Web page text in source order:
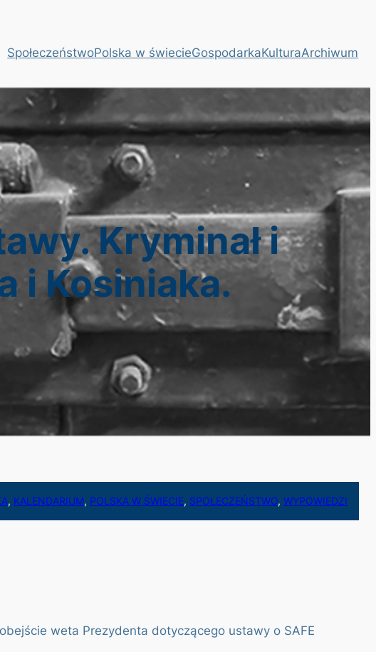
SpołeczeństwoPolska w świecieGospodarkaKulturaArchiwum
Kryminał i
i Kosiniaka.
, KALENDARIUM, POLSKA W ŚWIECIE, SPOŁECZEŃSTWO, WYPOWIEDZI
weta Prezydenta dotyczącego ustawy o SAFE